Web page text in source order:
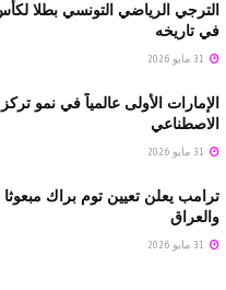
في تاريخه
الإمارات الأولى عالمياً في نمو
الاصطناعي
ترامب يعلن تعيين توم براك مبعوثا
والعراق